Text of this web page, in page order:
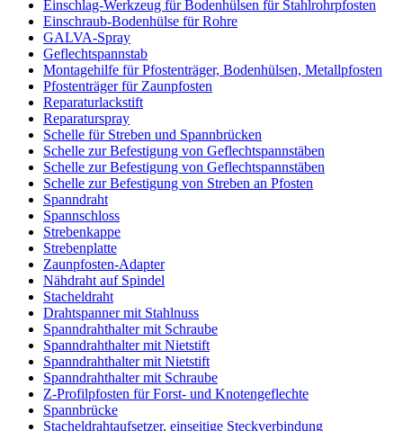
Einschlag-Werkzeug für Bodenhülsen für Stahlrohrpfosten
Einschraub-Bodenhülse für Rohre
GALVA-Spray
Geflechtspannstab
Montagehilfe für Pfostenträger, Bodenhülsen, Metallpfosten
Pfostenträger für Zaunpfosten
Reparaturlackstift
Reparaturspray
Schelle für Streben und Spannbrücken
Schelle zur Befestigung von Geflechtspannstäben
Schelle zur Befestigung von Geflechtspannstäben
Schelle zur Befestigung von Streben an Pfosten
Spanndraht
Spannschloss
Strebenkappe
Strebenplatte
Zaunpfosten-Adapter
Nähdraht auf Spindel
Stacheldraht
Drahtspanner mit Stahlnuss
Spanndrahthalter mit Schraube
Spanndrahthalter mit Nietstift
Spanndrahthalter mit Nietstift
Spanndrahthalter mit Schraube
Z-Profilpfosten für Forst- und Knotengeflechte
Spannbrücke
Stacheldrahtaufsetzer, einseitige Steckverbindung